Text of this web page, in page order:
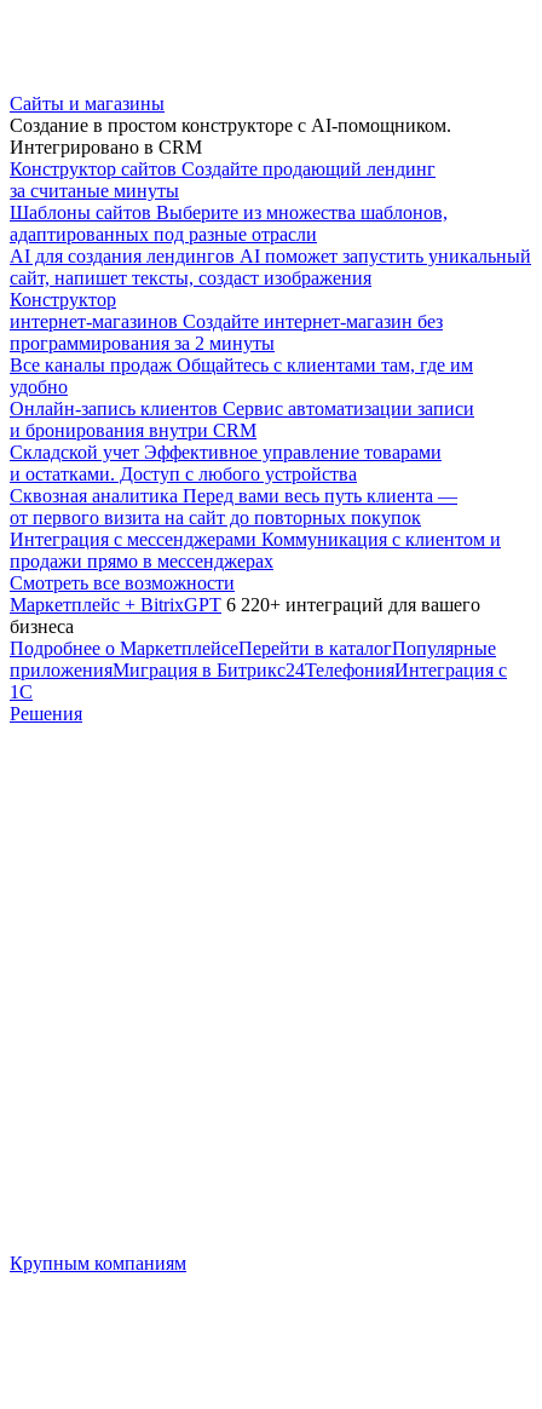
Сайты и магазины
Создание в простом конструкторе с AI-помощником.
Интегрировано в CRM
Конструктор сайтов Создайте продающий лендинг
за считаные минуты
Шаблоны сайтов Выберите из множества шаблонов,
адаптированных под разные отрасли
AI для создания лендингов AI поможет запустить уникальный
сайт, напишет тексты, создаст изображения
Конструктор
интернет-магазинов Создайте интернет-магазин без
программирования за 2 минуты
Все каналы продаж Общайтесь с клиентами там, где им
удобно
Онлайн-запись клиентов Сервис автоматизации записи
и бронирования внутри CRM
Складской учет Эффективное управление товарами
и остатками. Доступ с любого устройства
Сквозная аналитика Перед вами весь путь клиента —
от первого визита на сайт до повторных покупок
Интеграция с мессенджерами Коммуникация с клиентом и
продажи прямо в мессенджерах
Смотреть все возможности
Маркетплейс + BitrixGPT 6 220+ интеграций для вашего
бизнеса
Подробнее о МаркетплейсеПерейти в каталогПопулярные
приложенияМиграция в Битрикс24ТелефонияИнтеграция с
1С
Решения
Крупным компаниям